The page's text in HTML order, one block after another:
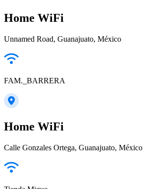
Home WiFi
Unnamed Road, Guanajuato, México
FAM._BARRERA
Home WiFi
Calle Gonzales Ortega, Guanajuato, México